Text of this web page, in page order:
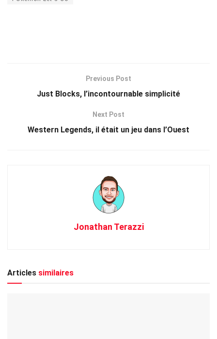
Previous Post
Just Blocks, l’incontournable simplicité
Next Post
Western Legends, il était un jeu dans l’Ouest
Jonathan Terazzi
Articles similaires